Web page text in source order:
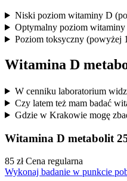
Niski poziom witaminy D
Optymalny poziom
Poziom toksyczny (powyżej
Witamina D
W cenniku laboratorium
Czy latem też mam badać
Gdzie w Krakowie mogę
Witamina D metabolit
85 zł Cena regularna
Wykonaj badanie w punkcie